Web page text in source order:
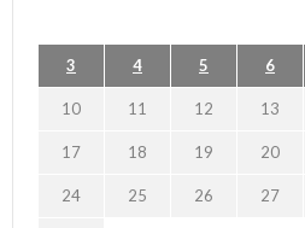
3 4 5 6
10 11 12 13
17 18 19 20
24 25 26 27